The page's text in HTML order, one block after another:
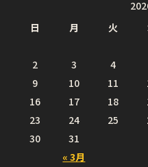
日
月 火
« 3月
2
3 4
9
10 11
16
17 18
23
24 25
30
31